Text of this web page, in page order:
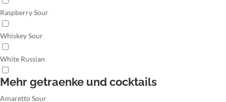
Raspberry Sour
Whiskey Sour
White Russian
Mehr getraenke und cocktails
Amaretto Sour